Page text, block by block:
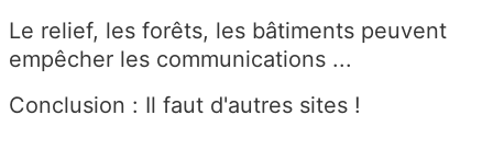
Le relief, les forêts, les bâtiments peuvent
empêcher les communications ...
Conclusion : Il faut d'autres sites !